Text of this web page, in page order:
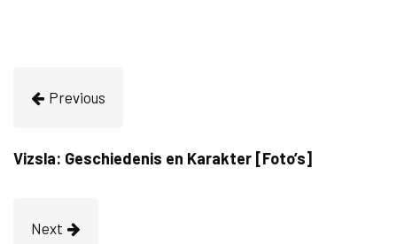
Previous
Vizsla: Geschiedenis en Karakter [Foto’s]
Next